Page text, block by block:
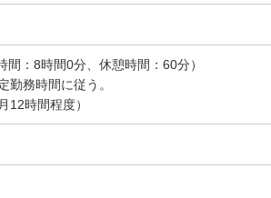
間：8時間0分、休憩時間：60分）
務時間に従う。
12時間程度）